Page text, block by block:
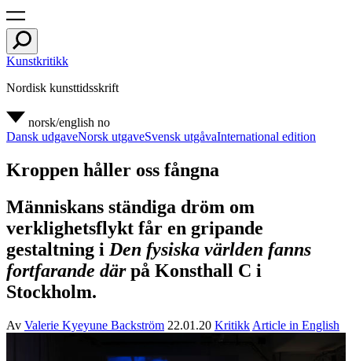
Kunstkritikk
Nordisk kunsttidsskrift
norsk/english no
Dansk udgaveNorsk utgaveSvensk utgåvaInternational edition
Kroppen håller oss fångna
Människans ständiga dröm om
verklighetsflykt får en gripande
gestaltning i Den fysiska världen fanns
fortfarande därpå Konsthall C i
Stockholm.
Av Valerie Kyeyune Backström 22.01.20 Kritikk Article in English